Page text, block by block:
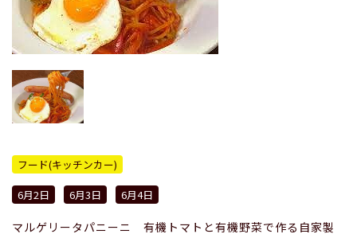
フード(キッチンカー)
6月2日
6月3日 6月4日
マルゲリータパニーニ 有機トマトと有機野菜で作る自家製